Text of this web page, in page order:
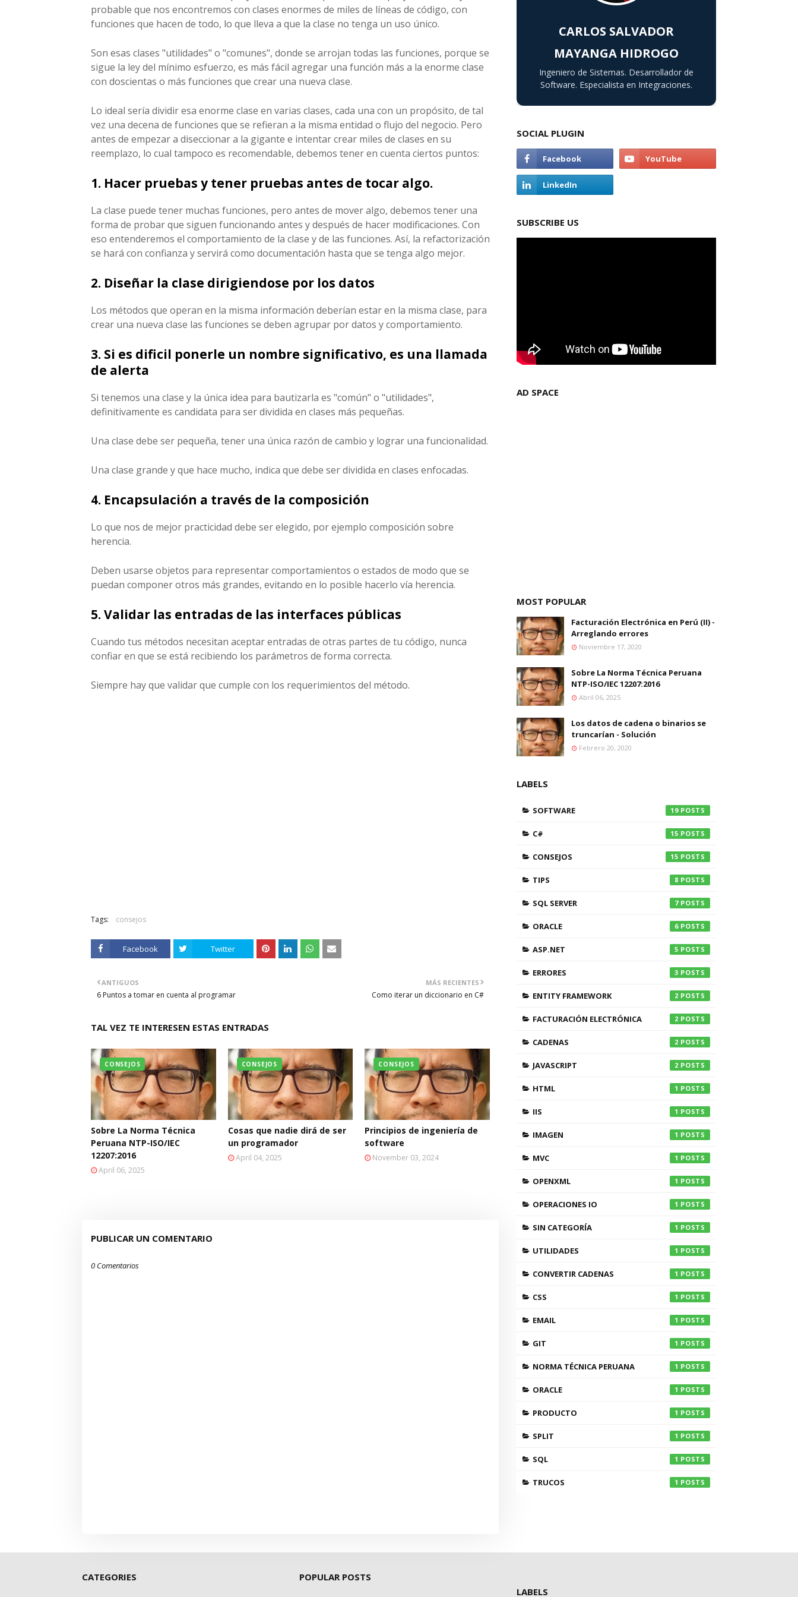
probable que nos encontremos con clases enormes de miles de líneas de código, con
funciones que hacen de todo, lo que lleva a que la clase no tenga un uso único.
Son esas clases "utilidades" o "comunes", donde se arrojan todas las funciones, porque se
sigue la ley del mínimo esfuerzo, es más fácil agregar una función más a la enorme clase
con doscientas o más funciones que crear una nueva clase.
Lo ideal sería dividir esa enorme clase en varias clases, cada una con un propósito, de tal
vez una decena de funciones que se refieran a la misma entidad o flujo del negocio. Pero
antes de empezar a diseccionar a la gigante e intentar crear miles de clases en su
reemplazo, lo cual tampoco es recomendable, debemos tener en cuenta ciertos puntos:
1. Hacer pruebas y tener pruebas antes de tocar algo.
La clase puede tener muchas funciones, pero antes de mover algo, debemos tener una
forma de probar que siguen funcionando antes y después de hacer modificaciones. Con
eso entenderemos el comportamiento de la clase y de las funciones. Así, la refactorización
se hará con confianza y servirá como documentación hasta que se tenga algo mejor.
2. Diseñar la clase dirigiendose por los datos
Los métodos que operan en la misma información deberían estar en la misma clase, para
crear una nueva clase las funciones se deben agrupar por datos y comportamiento.
3. Si es dificil ponerle un nombre significativo, es una llamada
de alerta
Si tenemos una clase y la única idea para bautizarla es "común" o "utilidades",
definitivamente es candidata para ser dividida en clases más pequeñas.
Una clase debe ser pequeña, tener una única razón de cambio y lograr una funcionalidad.
Una clase grande y que hace mucho, indica que debe ser dividida en clases enfocadas.
4. Encapsulación a través de la composición
Lo que nos de mejor practicidad debe ser elegido, por ejemplo composición sobre
herencia.
Deben usarse objetos para representar comportamientos o estados de modo que se
puedan componer otros más grandes, evitando en lo posible hacerlo vía herencia.
5. Validar las entradas de las interfaces públicas
Cuando tus métodos necesitan aceptar entradas de otras partes de tu código, nunca
confiar en que se está recibiendo los parámetros de forma correcta.
Siempre hay que validar que cumple con los requerimientos del método.
Tags: consejos
Facebook Twitter
MÁS RECIENTES
Como iterar un diccionario en C#
ANTIGUOS
6 Puntos a tomar en cuenta al programar
TAL VEZ TE INTERESEN ESTAS ENTRADAS
CONSEJOS
Sobre La Norma Técnica
Peruana NTP-ISO/IEC
12207:2016
April 06, 2025
CONSEJOS
Cosas que nadie dirá de ser
un programador
April 04, 2025
CONSEJOS
Principios de ingeniería de
software
November 03, 2024
PUBLICAR UN COMENTARIO
0 Comentarios
CARLOS SALVADOR
MAYANGA HIDROGO
Ingeniero de Sistemas. Desarrollador de
Software. Especialista en Integraciones.
SOCIAL PLUGIN
SUBSCRIBE US
AD SPACE
MOST POPULAR
Facturación Electrónica en Perú (II) -
Arreglando errores
Noviembre 17, 2020
Sobre La Norma Técnica Peruana
NTP-ISO/IEC 12207:2016
Abril 06, 2025
Los datos de cadena o binarios se
truncarían - Solución
Febrero 20, 2020
LABELS
SOFTWARE 19
C# 15
CONSEJOS 15
TIPS 8
SQL SERVER 7
ORACLE 6
ASP.NET 5
ERRORES 3
ENTITY FRAMEWORK 2
FACTURACIÓN ELECTRÓNICA 2
CADENAS 2
JAVASCRIPT 2
HTML 1
IIS 1
IMAGEN 1
MVC 1
OPENXML 1
OPERACIONES IO 1
SIN CATEGORÍA 1
UTILIDADES 1
CONVERTIR CADENAS 1
CSS 1
EMAIL 1
GIT 1
NORMA TÉCNICA PERUANA 1
ORACLE 1
PRODUCTO 1
SPLIT 1
SQL 1
TRUCOS 1
CATEGORIES
POPULAR POSTS
LABELS